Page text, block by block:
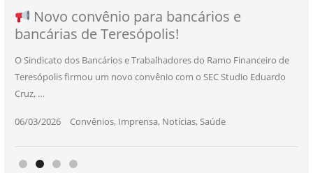
SEU NOVO BENEFÍCIO CHEGOU
Novo convênio para bancários e
bancárias de Teresópolis!
O Sindicato dos Bancários e Trabalhadores do Ramo Financeiro de
Teresópolis firmou um novo convênio com o SEC Studio Eduardo
Cruz, …
06/03/2026| Convênios, Imprensa, Notícias,Saúde
NOVO CONVÊNIO PARA VOCÊ, BANCÁRIO
E BANCÁRIA!
25/11/2025| Convênios, Imprensa, Notícias,Saúde
Convênio com a Rede de Ensino Técnico e
Centro de Qualificação Técnica